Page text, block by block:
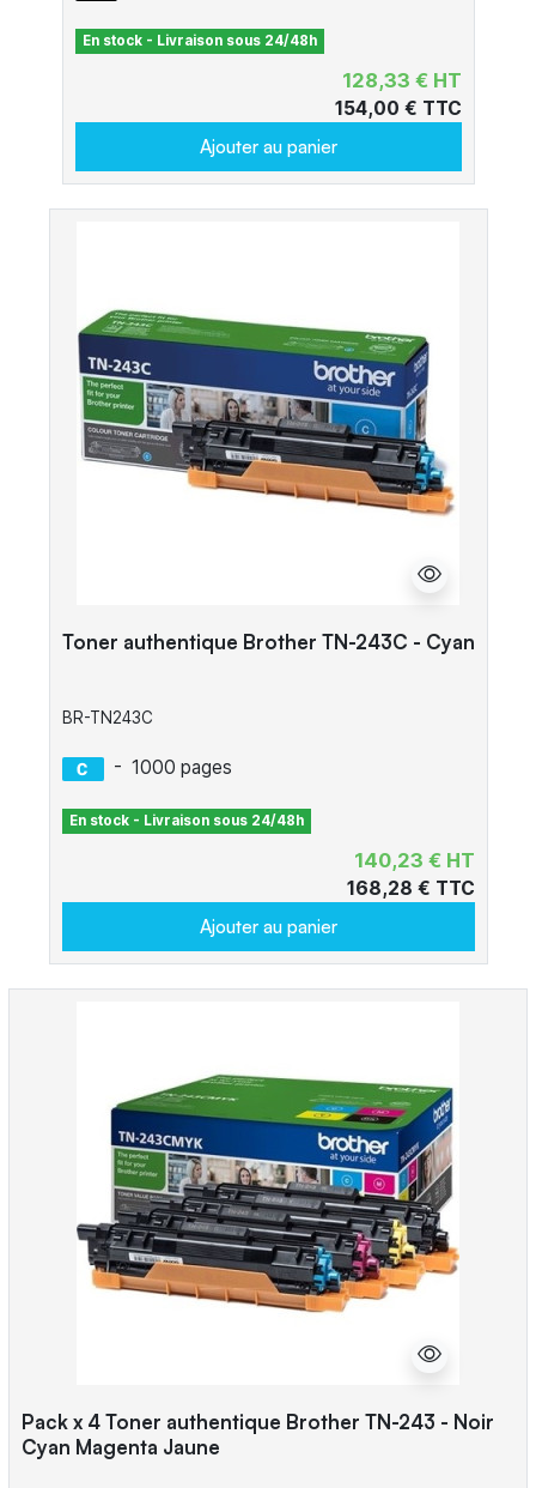
En stock - Livraison sous 24/48h
128,33 € HT
154,00 € TTC
Ajouter au panier
Toner authentique Brother TN-243C - Cyan
BR-TN243C
- 1000 pages
En stock - Livraison sous 24/48h
140,23 € HT
168,28 € TTC
Ajouter au panier
Pack x 4 Toner authentique Brother TN-243 - Noir
Cyan Magenta Jaune